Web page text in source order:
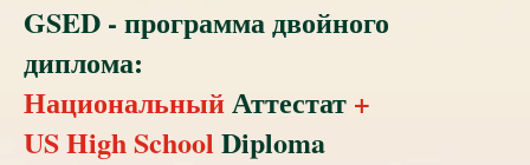
GSED - программа двойного
диплома:
НациональныйАттестат +
US High School Diploma